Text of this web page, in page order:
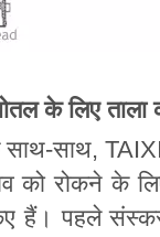
के लिए ताला
साथ,
को रोकने के
हैं। पहले